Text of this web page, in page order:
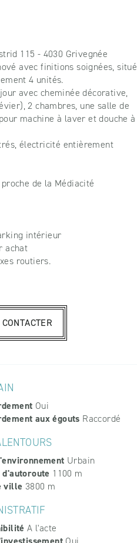
115 - 4030 Grivegnée
avec finitions soignées, situé
4 unités.
avec cheminée décorative,
2 chambres, une salle de
machine à laver et douche à
électricité entièrement
de la Médiacité
intérieur
achat
routiers.
Oui
aux égouts Raccordé
Urbain
d'autoroute 1100 m
ville 3800 m
A l'acte